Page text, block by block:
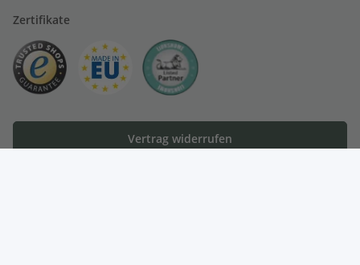
Zertifikate
Vertrag widerrufen